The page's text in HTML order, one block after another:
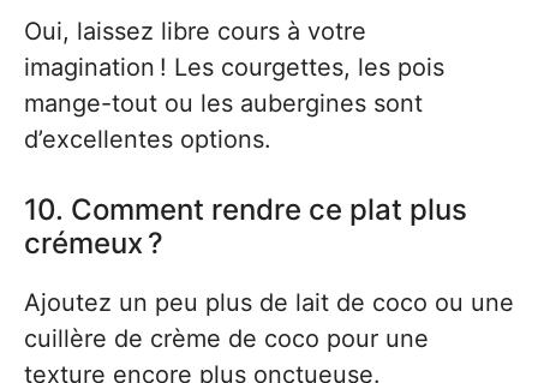
Oui, laissez libre cours à votre
imagination ! Les courgettes, les pois
mange-tout ou les aubergines sont
d’excellentes options.
10. Comment rendre ce plat plus
crémeux ?
Ajoutez un peu plus de lait de coco ou une
cuillère de crème de coco pour une
texture encore plus onctueuse.